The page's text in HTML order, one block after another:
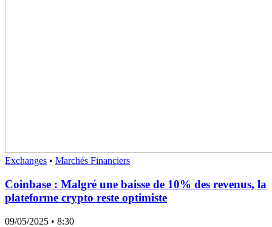
Exchanges • Marchés Financiers
Coinbase : Malgré une baisse de 10% des revenus, la
plateforme crypto reste optimiste
09/05/2025 • 8:30